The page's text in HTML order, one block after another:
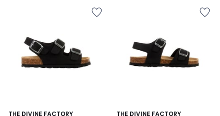
THE DIVINE FACTORY
THE DIVINE FACTORY